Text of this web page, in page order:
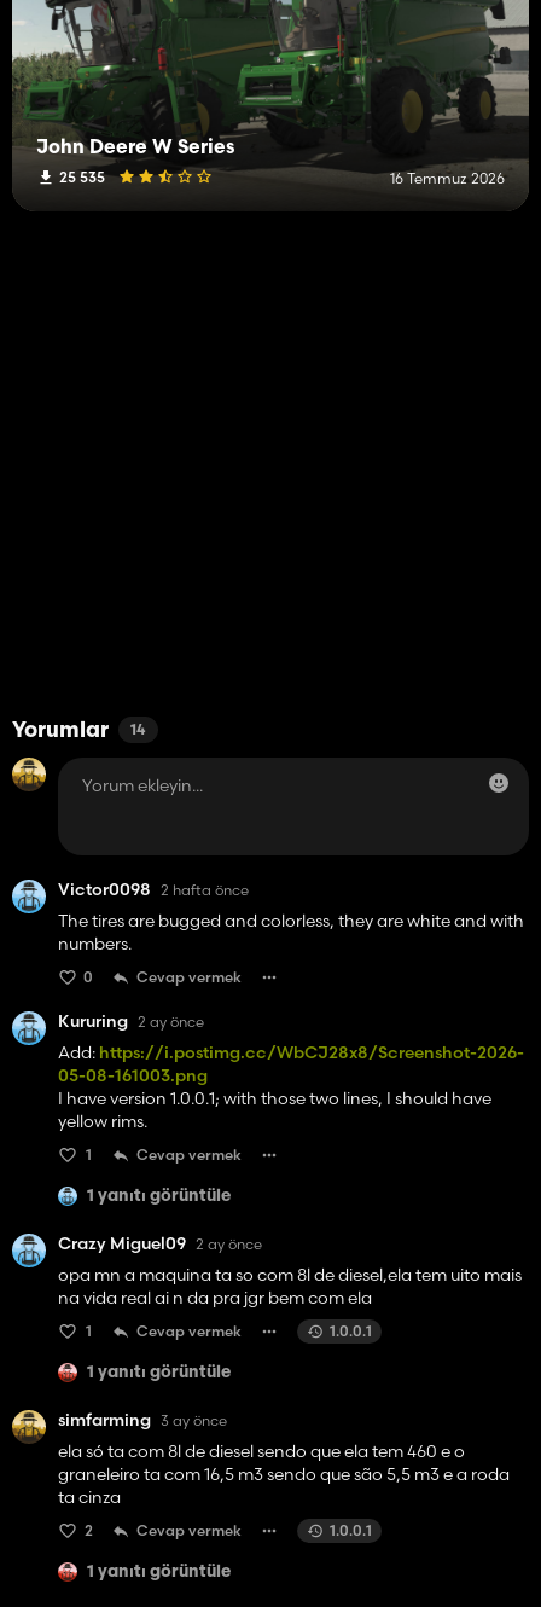
John Deere W Series
25 535 16 Temmuz 2026
Yorumlar 14
Victor0098 2 hafta önce
The tires are bugged and colorless, they are white and with
numbers.
0 Cevap vermek
Kururing 2 ay önce
Add: https://i.postimg.cc/WbCJ28x8/Screenshot-2026-
05-08-161003.png
I have version 1.0.0.1; with those two lines, I should have
yellow rims.
1 Cevap vermek
1 yanıtı görüntüle
Crazy Miguel09 2 ay önce
opa mn a maquina ta so com 8l de diesel,ela tem uito mais
na vida real ai n da pra jgr bem com ela
1 Cevap vermek 1.0.0.1
1 yanıtı görüntüle
simfarming 3 ay önce
ela só ta com 8l de diesel sendo que ela tem 460 e o
graneleiro ta com 16,5 m3 sendo que são 5,5 m3 e a roda
ta cinza
2 Cevap vermek 1.0.0.1
1 yanıtı görüntüle